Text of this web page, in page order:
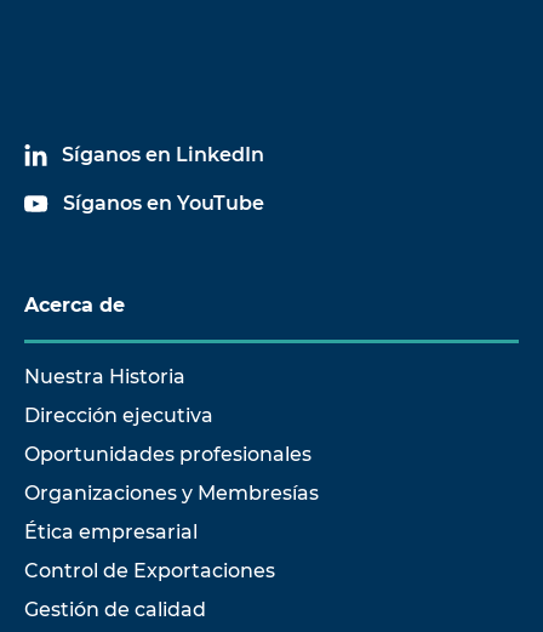
Síganos en LinkedIn
Síganos en YouTube
Acerca de
Nuestra Historia
Dirección ejecutiva
Oportunidades profesionales
Organizaciones y Membresías
Ética empresarial
Control de Exportaciones
Gestión de calidad